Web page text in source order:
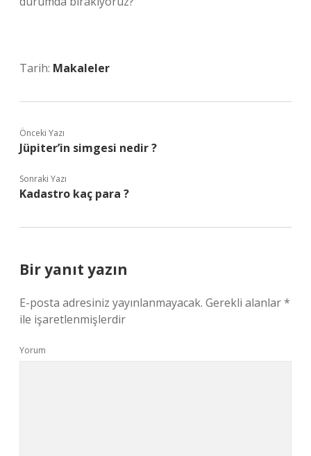
Tarih: Makaleler
Önceki Yazı
Jüpiter’in simgesi nedir ?
Sonraki Yazı
Kadastro kaç para ?
Bir yanıt yazın
E-posta adresiniz yayınlanmayacak. Gerekli alanlar*
ile işaretlenmişlerdir
Yorum